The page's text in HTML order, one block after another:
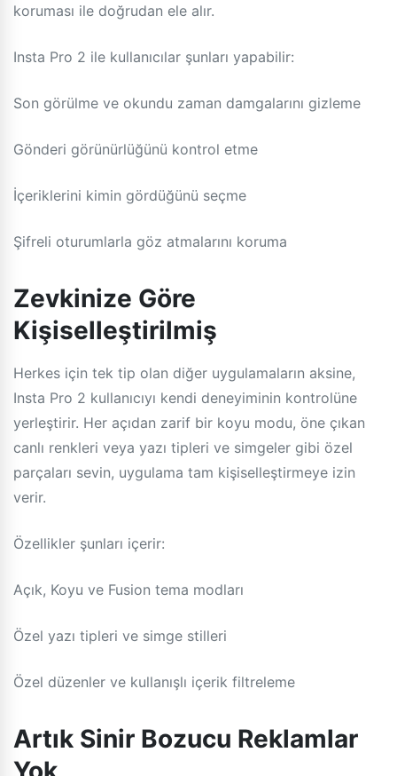
koruması ile doğrudan ele alır.
Insta Pro 2 ile kullanıcılar şunları yapabilir:
Son görülme ve okundu zaman damgalarını gizleme
Gönderi görünürlüğünü kontrol etme
İçeriklerini kimin gördüğünü seçme
Şifreli oturumlarla göz atmalarını koruma
Zevkinize Göre
Kişiselleştirilmiş
Herkes için tek tip olan diğer uygulamaların aksine,
Insta Pro 2 kullanıcıyı kendi deneyiminin kontrolüne
yerleştirir. Her açıdan zarif bir koyu modu, öne çıkan
canlı renkleri veya yazı tipleri ve simgeler gibi özel
parçaları sevin, uygulama tam kişiselleştirmeye izin
verir.
Özellikler şunları içerir:
Açık, Koyu ve Fusion tema modları
Özel yazı tipleri ve simge stilleri
Özel düzenler ve kullanışlı içerik filtreleme
Artık Sinir Bozucu Reklamlar